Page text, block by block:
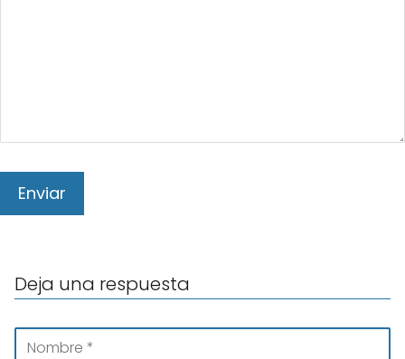
Deja una respuesta